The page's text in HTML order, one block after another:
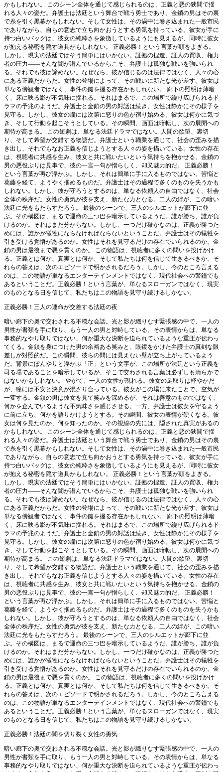
かもしれない。 このシーン全体を通じて感じられるのは、正義と悪の狭間で揺
れる人々の姿だ。弁護士は法廷という舞台で戦う勇士であり、金鎖の男はその裏
で糸を引く黒幕かもしれない。そして女性は、その渦中に巻き込まれた一般市民
でありながら、自らの意志で立ち向かおうとする勇気を持っている。彼女が手に
持つ白いバッグは、彼女の純粋さを象徴しているようにも見えるが、同時に彼女
が抱える秘密を隠す道具かもしれない。 正義必勝！という言葉が頭をよぎる。
しかし、現実の法廷ではそう簡単にはいかない。証拠の捏造、証人の買収、権力
者の圧力――そんな闇が潜んでいるからこそ、弁護士は孤独な戦いを強いられ
る。それでも彼は諦めない。なぜなら、彼が信じるのは法律ではなく、人々の心
にある正義だからだ。女性の登場によって、その戦いに新たな光が差す。彼女は
単なる傍観者ではなく、事件の鍵を握る存在かもしれない。 廊下の照明は薄暗
く、床に映る影が不気味に揺れる。それはまるで、この場所で繰り広げられるド
ラマの予兆のようだ。弁護士と金鎖の男の対話は続き、女性は静かにその様子を
見守る。しかし、彼女の瞳には次第に怒りの色が宿り始める。彼女は何かに気づ
き、そして行動を起こそうとしている。その瞬間、画面は暗転し、次の展開への
期待が高まる。 この短劇は、単なる法廷ドラマではない。人間の欲望、裏切
り、そして希望が交錯する物語だ。弁護士という職業を通じて、社会の歪みを描
き出し、それでもなお正義を信じようとする人々の姿を描いている。女性の存在
は、視聴者に共感を生み、彼女と共に戦いたいという気持ちを抱かせる。金鎖の
男の悪役ぶりは見事で、彼の一言一句が憎らしく、却又魅力的だ。 正義必勝！
という言葉が再び浮かぶ。しかし、それは簡単に手に入るものではない。苦悩と
葛藤を経て、ようやく掴めるものだ。弁護士はその過程で多くのものを失うかも
しれない。しかし、彼が守ろうとするのは、単なる依頼人の自由ではなく、社会
全体の秩序だ。女性の勇気が彼を支え、新たな力となる。二人の絆が、この暗い
法廷に光をもたらすだろう。 最後のシーンで、三人のシルエットが廊下に並
ぶ。その構図は、まるで運命の三つ巴を暗示しているようだ。誰が勝ち、誰が負
けるのか。それはまだ分からない。しかし、一つだけ確かなのは、正義が勝つた
めには、誰かが犠牲にならなければならないということだ。弁護士はその犠牲を
引き受ける覚悟があるのか。女性はそれを見守るだけの存在でいられるのか。金
鎖の男は最後まで悪を貫くのか。 この物語は、視聴者に多くの問いを投げかけ
る。正義とは何か、真実とは何か、そして私たちは何を信じて生きるべきか。そ
れらの答えは、次のエピソードで明かされるだろう。しかし、今のところ言える
のは、この物語が単なるエンターテインメントではなく、現代社会への警鐘でも
あるということだ。正義必勝！という言葉が、単なるスローガンではなく、現実
のものとなる日を信じて、私たちはこの物語を見守り続けるしかない。
正義必勝！三人の運命が交差する法廷の夜
暗い廊下の奥で交わされる不穏な会話。光と影が織りなす緊張感の中で、一人の
男性が書類を手に取り、もう一人の男と対峙している。その表情からは、単なる
事務的なやり取りではない、何か重大な決断を迫られているような重圧が伝わっ
てくる。金鎖を身につけた男の余裕ある笑みと、眼鏡をかけた弁護士の真剣な眼
差しが対照的だ。この瞬間、彼らの間には見えない壁が立ち上がっているよう
だ。背景にぼんやりと浮かぶ「正」という文字が、この場所が法廷という正義を
司る場であることを暗示しているが、そこで交わされる言葉は必ずしも清らかで
はないかもしれない。 やがて、一人の女性が現れる。彼女の足取りは軽やかだ
が、瞳には不安と決意が混ざり合っている。彼女がこの場に来たことで、空気が
一変する。金鎖の男は彼女を見て笑みを深めるが、それは善意のものではなく、
何かを企んでいるような不気味さを感じさせる。一方、弁護士は彼女を守るよう
に前に立ち、何かを語りかけようとする。その瞬間、彼女の表情が硬くなる。彼
女は何を見たのか、何を知ったのか。その視線の先には、隠された真実があるの
かもしれない。 このシーン全体を通じて感じられるのは、正義と悪の狭間で揺
れる人々の姿だ。弁護士は法廷という舞台で戦う勇士であり、金鎖の男はその裏
で糸を引く黒幕かもしれない。そして女性は、その渦中に巻き込まれた一般市民
でありながら、自らの意志で立ち向かおうとする勇気を持っている。彼女が手に
持つ白いバッグは、彼女の純粋さを象徴しているようにも見えるが、同時に彼女
が抱える秘密を隠す道具かもしれない。 正義必勝！という言葉が頭をよぎる。
しかし、現実の法廷ではそう簡単にはいかない。証拠の捏造、証人の買収、権力
者の圧力――そんな闇が潜んでいるからこそ、弁護士は孤独な戦いを強いられ
る。それでも彼は諦めない。なぜなら、彼が信じるのは法律ではなく、人々の心
にある正義だからだ。女性の登場によって、その戦いに新たな光が差す。彼女は
単なる傍観者ではなく、事件の鍵を握る存在かもしれない。 廊下の照明は薄暗
く、床に映る影が不気味に揺れる。それはまるで、この場所で繰り広げられるド
ラマの予兆のようだ。弁護士と金鎖の男の対話は続き、女性は静かにその様子を
見守る。しかし、彼女の瞳には次第に怒りの色が宿り始める。彼女は何かに気づ
き、そして行動を起こそうとしている。その瞬間、画面は暗転し、次の展開への
期待が高まる。 この短劇は、単なる法廷ドラマではない。人間の欲望、裏切
り、そして希望が交錯する物語だ。弁護士という職業を通じて、社会の歪みを描
き出し、それでもなお正義を信じようとする人々の姿を描いている。女性の存在
は、視聴者に共感を生み、彼女と共に戦いたいという気持ちを抱かせる。金鎖の
男の悪役ぶりは見事で、彼の一言一句が憎らしく、却又魅力的だ。 正義必勝！
という言葉が再び浮かぶ。しかし、それは簡単に手に入るものではない。苦悩と
葛藤を経て、ようやく掴めるものだ。弁護士はその過程で多くのものを失うかも
しれない。しかし、彼が守ろうとするのは、単なる依頼人の自由ではなく、社会
全体の秩序だ。女性の勇気が彼を支え、新たな力となる。二人の絆が、この暗い
法廷に光をもたらすだろう。 最後のシーンで、三人のシルエットが廊下に並
ぶ。その構図は、まるで運命の三つ巴を暗示しているようだ。誰が勝ち、誰が負
けるのか。それはまだ分からない。しかし、一つだけ確かなのは、正義が勝つた
めには、誰かが犠牲にならなければならないということだ。弁護士はその犠牲を
引き受ける覚悟があるのか。女性はそれを見守るだけの存在でいられるのか。金
鎖の男は最後まで悪を貫くのか。 この物語は、視聴者に多くの問いを投げかけ
る。正義とは何か、真実とは何か、そして私たちは何を信じて生きるべきか。そ
れらの答えは、次のエピソードで明かされるだろう。しかし、今のところ言える
のは、この物語が単なるエンターテインメントではなく、現代社会への警鐘でも
あるということだ。正義必勝！という言葉が、単なるスローガンではなく、現実
のものとなる日を信じて、私たちはこの物語を見守り続けるしかない。
正義必勝！法廷の闇を切り裂く女性の勇気
暗い廊下の奥で交わされる不穏な会話。光と影が織りなす緊張感の中で、一人の
男性が書類を手に取り、もう一人の男と対峙している。その表情からは、単なる
事務的なやり取りではない、何か重大な決断を迫られているような重圧が伝わっ